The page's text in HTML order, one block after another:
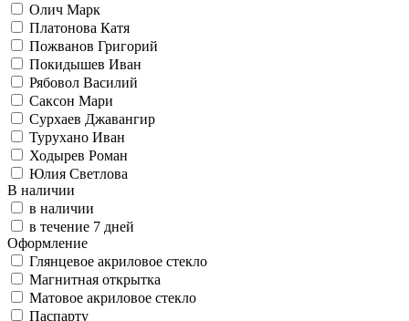
Олич Марк
Платонова Катя
Пожванов Григорий
Покидышев Иван
Рябовол Василий
Саксон Мари
Сурхаев Джавангир
Турухано Иван
Ходырев Роман
Юлия Светлова
В наличии
в наличии
в течение 7 дней
Оформление
Глянцевое акриловое стекло
Магнитная открытка
Матовое акриловое стекло
Паспарту